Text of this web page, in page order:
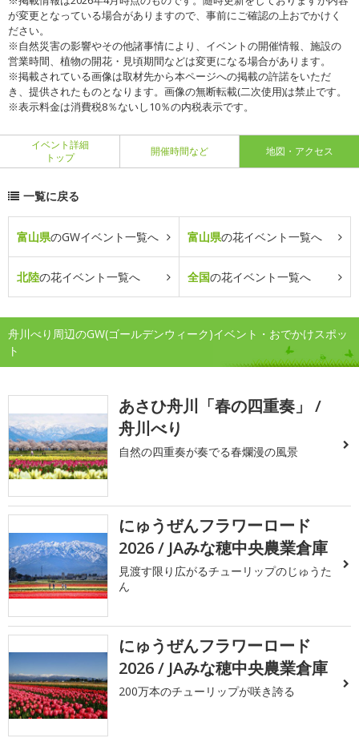
が変更となっている場合がありますので、事前にご確認の上おでかけく
ださい。
※自然災害の影響やその他諸事情により、イベントの開催情報、施設の
営業時間、植物の開花・見頃期間などは変更になる場合があります。
※掲載されている画像は取材先から本ページへの掲載の許諾をいただ
き、提供されたものとなります。画像の無断転載(二次使用)は禁止です。
※表示料金は消費税8％ないし10％の内税表示です。
イベント詳細
トップ
開催時間など 地図・アクセス
一覧に戻る
富山県のGWイベント一覧へ 富山県の花イベント一覧へ
北陸の花イベント一覧へ 全国の花イベント一覧へ
舟川べり周辺のGW(ゴールデンウィーク)イベント・おでかけスポッ
ト
あさひ舟川「春の四重奏」 /
舟川べり
自然の四重奏が奏でる春爛漫の風景
にゅうぜんフラワーロード
2026 / JAみな穂中央農業倉庫
見渡す限り広がるチューリップのじゅうた
ん
にゅうぜんフラワーロード
2026 / JAみな穂中央農業倉庫
200万本のチューリップが咲き誇る